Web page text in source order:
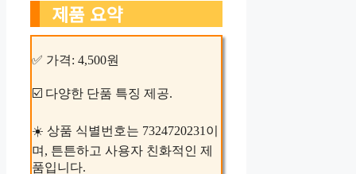
제품 요약
✅ 가격: 4,500원
☑️ 다양한 단품 특징 제공.
☀️ 상품 식별번호는 7324720231이
며, 튼튼하고 사용자 친화적인 제
품입니다.